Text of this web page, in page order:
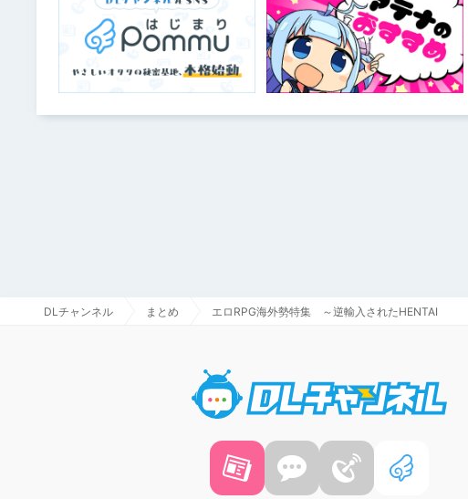
DLチャンネル まとめ エロRPG海外勢特集 ～逆輸入されたHENTAI